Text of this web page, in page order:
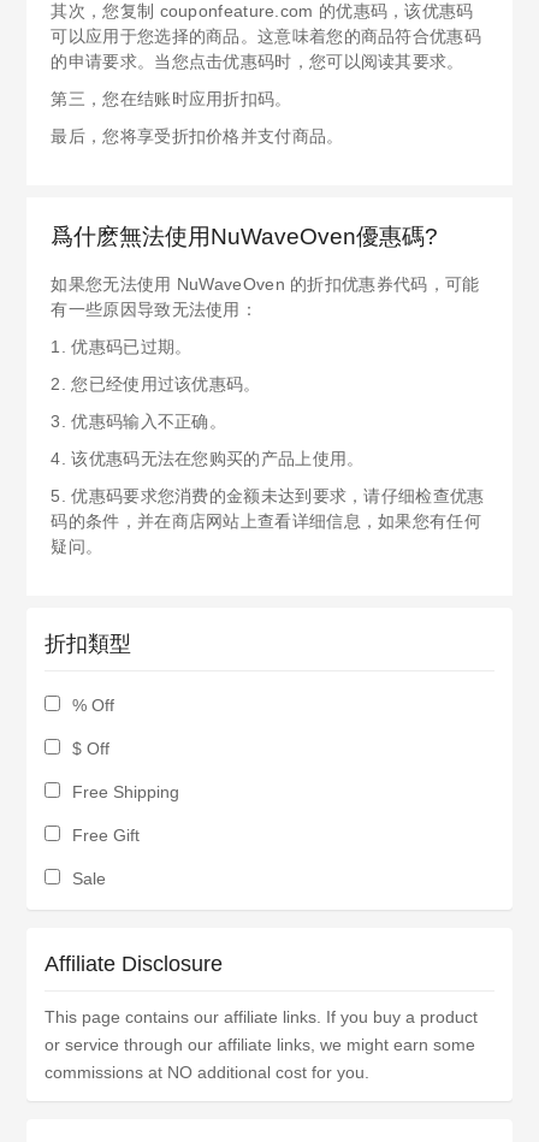
其次，您复制 couponfeature.com 的优惠码，该优惠码
可以应用于您选择的商品。这意味着您的商品符合优惠码
的申请要求。当您点击优惠码时，您可以阅读其要求。
第三，您在结账时应用折扣码。
最后，您将享受折扣价格并支付商品。
爲什麽無法使用NuWaveOven優惠碼?
如果您无法使用 NuWaveOven 的折扣优惠券代码，可能
有一些原因导致无法使用：
1. 优惠码已过期。
2. 您已经使用过该优惠码。
3. 优惠码输入不正确。
4. 该优惠码无法在您购买的产品上使用。
5. 优惠码要求您消费的金额未达到要求，请仔细检查优惠
码的条件，并在商店网站上查看详细信息，如果您有任何
疑问。
折扣類型
% Off
$ Off
Free Shipping
Free Gift
Sale
Affiliate Disclosure
This page contains our affiliate links. If you buy a product
or service through our affiliate links, we might earn some
commissions at NO additional cost for you.